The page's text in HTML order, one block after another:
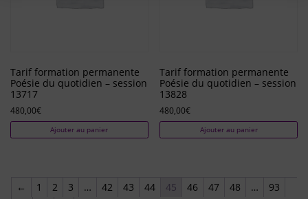
Tarif formation permanente
Poésie du quotidien – session
13717
480,00€
Ajouter au panier
Tarif formation permanente
Poésie du quotidien – session
13828
480,00€
Ajouter au panier
← 1 2 3 … 42 43 44 45 46 47 48 …
93